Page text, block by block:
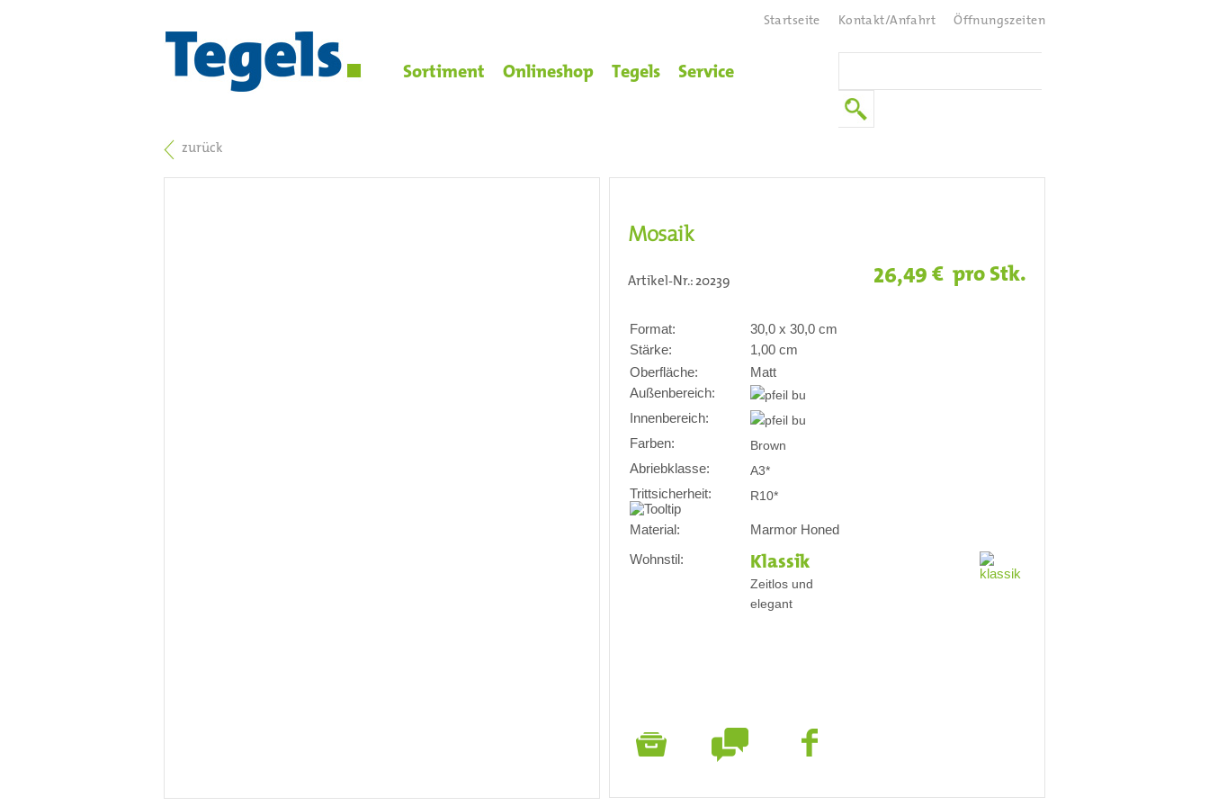
Startseite Kontakt/Anfahrt Öffnungszeiten
Sortiment Onlineshop Tegels Service
zurück
Mosaik
Artikel-Nr.: 20239 € pro Stk.
26,49
Format:
30,0 x 30,0 cm
Stärke:
1,00 cm
Oberfläche:
Matt
Außenbereich:
Innenbereich:
Farben:
Brown
Abriebklasse: A3*
Trittsicherheit: R10*
Material:
Marmor Honed
Wohnstil:
Klassik
Zeitlos und
elegant